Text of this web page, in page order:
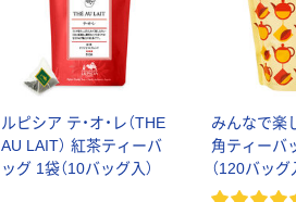
ルピシア テ・オ・レ（THE
AU LAIT） 紅茶ティーバ
ッグ 1袋（10バッグ入）
みんなで楽
角ティーバ
（120バッグ
ナル